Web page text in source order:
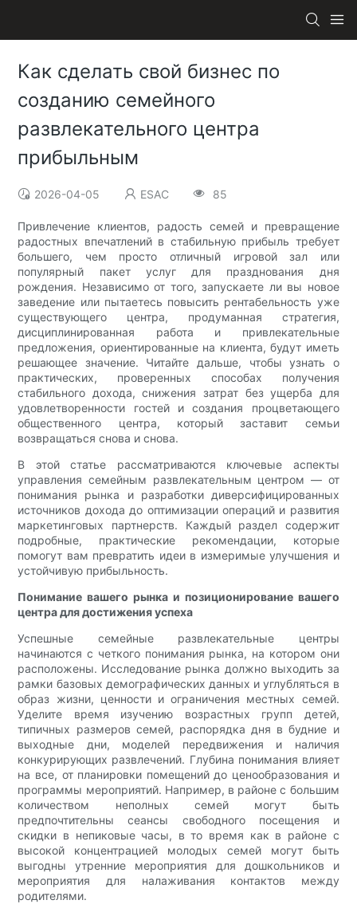
Как сделать свой бизнес по
созданию семейного
развлекательного центра
прибыльным
2026-04-05 ESAC 85
Привлечение клиентов, радость семей и превращение
радостных впечатлений в стабильную прибыль требует
большего, чем просто отличный игровой зал или
популярный пакет услуг для празднования дня
рождения. Независимо от того, запускаете ли вы новое
заведение или пытаетесь повысить рентабельность уже
существующего центра, продуманная стратегия,
дисциплинированная работа и привлекательные
предложения, ориентированные на клиента, будут иметь
решающее значение. Читайте дальше, чтобы узнать о
практических, проверенных способах получения
стабильного дохода, снижения затрат без ущерба для
удовлетворенности гостей и создания процветающего
общественного центра, который заставит семьи
возвращаться снова и снова.
В этой статье рассматриваются ключевые аспекты
управления семейным развлекательным центром — от
понимания рынка и разработки диверсифицированных
источников дохода до оптимизации операций и развития
маркетинговых партнерств. Каждый раздел содержит
подробные, практические рекомендации, которые
помогут вам превратить идеи в измеримые улучшения и
устойчивую прибыльность.
Понимание вашего рынка и позиционирование вашего
центра для достижения успеха
Успешные семейные развлекательные центры
начинаются с четкого понимания рынка, на котором они
расположены. Исследование рынка должно выходить за
рамки базовых демографических данных и углубляться в
образ жизни, ценности и ограничения местных семей.
Уделите время изучению возрастных групп детей,
типичных размеров семей, распорядка дня в будние и
выходные дни, моделей передвижения и наличия
конкурирующих развлечений. Глубина понимания влияет
на все, от планировки помещений до ценообразования и
программы мероприятий. Например, в районе с большим
количеством неполных семей могут быть
предпочтительны сеансы свободного посещения и
скидки в непиковые часы, в то время как в районе с
высокой концентрацией молодых семей могут быть
выгодны утренние мероприятия для дошкольников и
мероприятия для налаживания контактов между
родителями.